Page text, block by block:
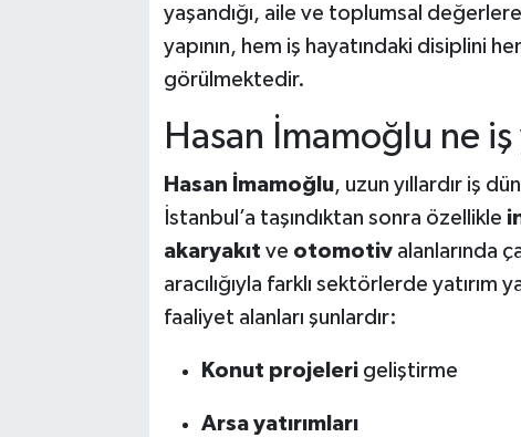
yaşandığı, aile ve toplumsal
yapının, hem iş hayatındaki disiplini
görülmektedir.
Hasan İmamoğlu ne iş
Hasan İmamoğlu, uzun yıllardır iş
İstanbul’a taşındıktan sonra özellikle
akaryakıt ve otomotivalanlarında
aracılığıyla farklı sektörlerde yatırım
faaliyet alanları şunlardır:
Konut projelerigeliştirme
Arsa yatırımları